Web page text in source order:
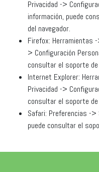
Privacidad ->
información, puede
del navegador.
Firefox: Herramientas
> Configuración
consultar el soporte de
Internet Explorer:
Privacidad ->
consultar el soporte
Safari: Preferencias ->
puede consultar el